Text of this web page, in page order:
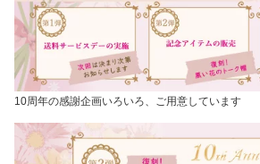
10周年の感謝企画いろいろ、ご用意しています